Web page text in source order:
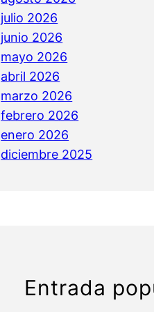
julio 2026
junio 2026
mayo 2026
abril 2026
marzo 2026
febrero 2026
enero 2026
diciembre 2025
Entrada